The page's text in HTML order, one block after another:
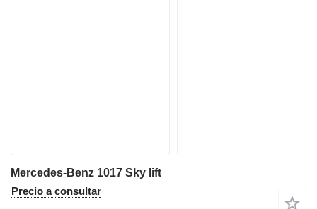
Mercedes-Benz 1017 Sky lift
Precio a consultar